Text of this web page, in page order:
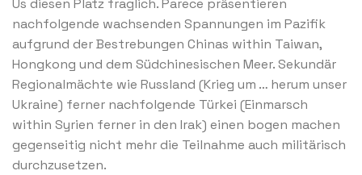
Us diesen Platz fraglich. Parece präsentieren
nachfolgende wachsenden Spannungen im Pazifik
aufgrund der Bestrebungen Chinas within Taiwan,
Hongkong und dem Südchinesischen Meer. Sekundär
Regionalmächte wie Russland (Krieg um … herum unser
Ukraine) ferner nachfolgende Türkei (Einmarsch
within Syrien ferner in den Irak) einen bogen machen
gegenseitig nicht mehr die Teilnahme auch militärisch
durchzusetzen.